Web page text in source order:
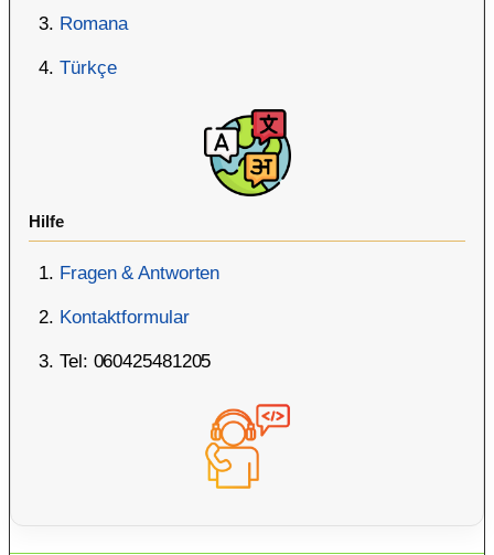
Romana
Türkçe
Hilfe
Fragen & Antworten
Kontaktformular
Tel: 060425481205